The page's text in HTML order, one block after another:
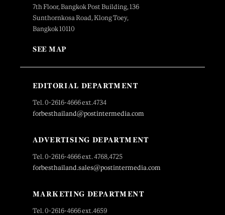
7th Floor, Bangkok Post Building, 136
Sunthornkosa Road, Klong Toey,
Bangkok 10110
SEE MAP
EDITORIAL DEPARTMENT
Tel. 0-2616-4666 ext.4734
forbesthailand@postintermedia.com
ADVERTISING DEPARTMENT
Tel. 0-2616-4666 ext. 4768,4725
forbesthailand.sales@postintermedia.com
MARKETING DEPARTMENT
Tel. 0-2616-4666 ext.4659